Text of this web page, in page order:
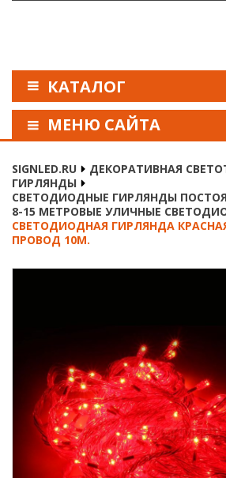
КАТАЛОГ
МЕНЮ САЙТА
ОПЛАТА И ДОСТАВКА
НАШИ РЕКВИЗИТЫ
SIGNLED.RU
ДЕКОРАТИВНАЯ
ГИРЛЯНДЫ
СВЕТОДИОДНЫЕ ГИРЛЯНДЫ
8-15 МЕТРОВЫЕ УЛИЧНЫЕ
СВЕТОДИОДНАЯ ГИРЛЯНДА
ПРОВОД 10М.